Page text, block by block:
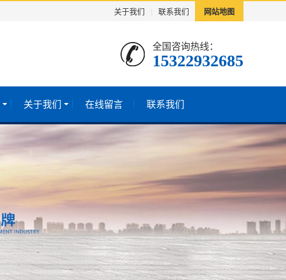
关于我们 联系我们 网站地图
全国咨询热线：
15322932685
关于我们 在线留言 联系我们